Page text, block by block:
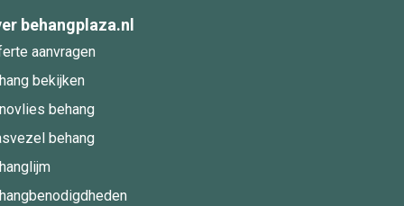
behangplaza.nl
aanvragen
bekijken
behang
behang